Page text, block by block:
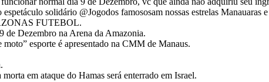
solidário @Jogodos famososam nossas estrelas Manauaras
FUTEBOL.
de Dezembro na Arena da Amazonia.
esporte é apresentado na CMM de Manaus.
em ataque do Hamas será enterrado em Israel.